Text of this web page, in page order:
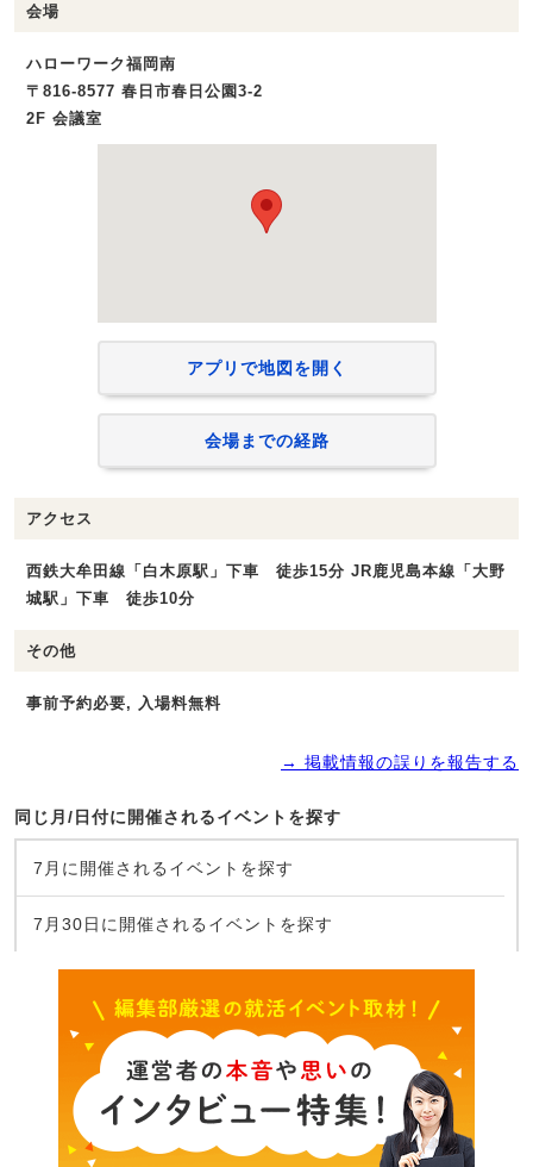
会場
ハローワーク福岡南
〒816-8577 春日市春日公園3‐2
2F 会議室
アプリで地図を開く
会場までの経路
アクセス
西鉄大牟田線「白木原駅」下車 徒歩15分 JR鹿児島本線「大野
城駅」下車 徒歩10分
その他
事前予約必要, 入場料無料
→ 掲載情報の誤りを報告する
同じ月/日付に開催されるイベントを探す
7月に開催されるイベントを探す
7月30日に開催されるイベントを探す